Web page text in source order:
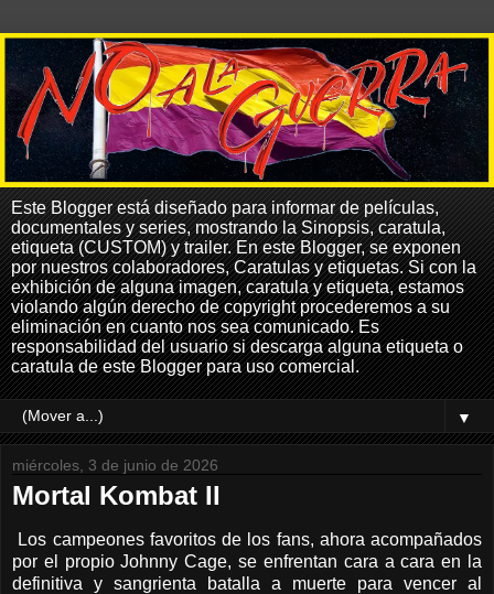
Este Blogger está diseñado para informar de películas,
documentales y series, mostrando la Sinopsis, caratula,
etiqueta (CUSTOM) y trailer. En este Blogger, se exponen
por nuestros colaboradores, Caratulas y etiquetas. Si con la
exhibición de alguna imagen, caratula y etiqueta, estamos
violando algún derecho de copyright procederemos a su
eliminación en cuanto nos sea comunicado. Es
responsabilidad del usuario si descarga alguna etiqueta o
caratula de este Blogger para uso comercial.
▼
miércoles, 3 de junio de 2026
Mortal Kombat II
Los campeones favoritos de los fans, ahora acompañados
por el propio Johnny Cage, se enfrentan cara a cara en la
definitiva y sangrienta batalla a muerte para vencer al